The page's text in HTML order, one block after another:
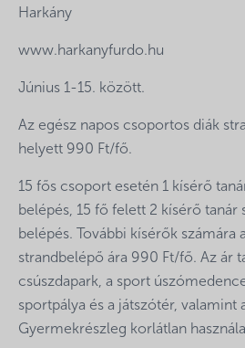
Harkány
www.harkanyfurdo.hu
Június 1-15. között.
Az egész napos csoportos diák
helyett 990 Ft/fő.
15 fős csoport esetén 1 kísérő
belépés, 15 fő felett 2 kísérő tanár
belépés. További kísérők számára
strandbelépő ára 990 Ft/fő. Az ár
csúszdapark, a sport
sportpálya és a játszótér, valamint
Gyermekrészleg korlátlan